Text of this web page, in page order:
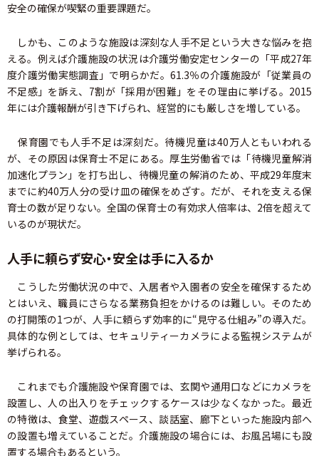
安全の確保が喫緊の重要課題だ。
しかも、このような施設は深刻な人手不足という大きな悩みを抱
える。例えば介護施設の状況は介護労働安定センターの「平成27年
度介護労働実態調査」で明らかだ。61.3％の介護施設が「従業員の
不足感」を訴え、7割が「採用が困難」をその理由に挙げる。2015
年には介護報酬が引き下げられ、経営的にも厳しさを増している。
保育園でも人手不足は深刻だ。待機児童は40万人ともいわれる
が、その原因は保育士不足にある。厚生労働省では「待機児童解消
加速化プラン」を打ち出し、待機児童の解消のため、平成29年度末
までに約40万人分の受け皿の確保をめざす。だが、それを支える保
育士の数が足りない。全国の保育士の有効求人倍率は、2倍を超えて
いるのが現状だ。
人手に頼らず安心・安全は手に入るか
こうした労働状況の中で、入居者や入園者の安全を確保するため
とはいえ、職員にさらなる業務負担をかけるのは難しい。そのため
の打開策の1つが、人手に頼らず効率的に“見守る仕組み”の導入だ。
具体的な例としては、セキュリティーカメラによる監視システムが
挙げられる。
これまでも介護施設や保育園では、玄関や通用口などにカメラを
設置し、人の出入りをチェックするケースは少なくなかった。最近
の特徴は、食堂、遊戯スペース、談話室、廊下といった施設内部へ
の設置も増えていることだ。介護施設の場合には、お風呂場にも設
置する場合もあるという。